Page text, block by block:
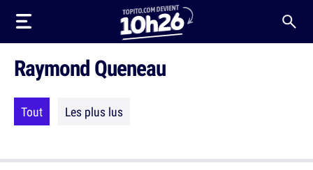
Raymond Queneau
Tout Les plus lus